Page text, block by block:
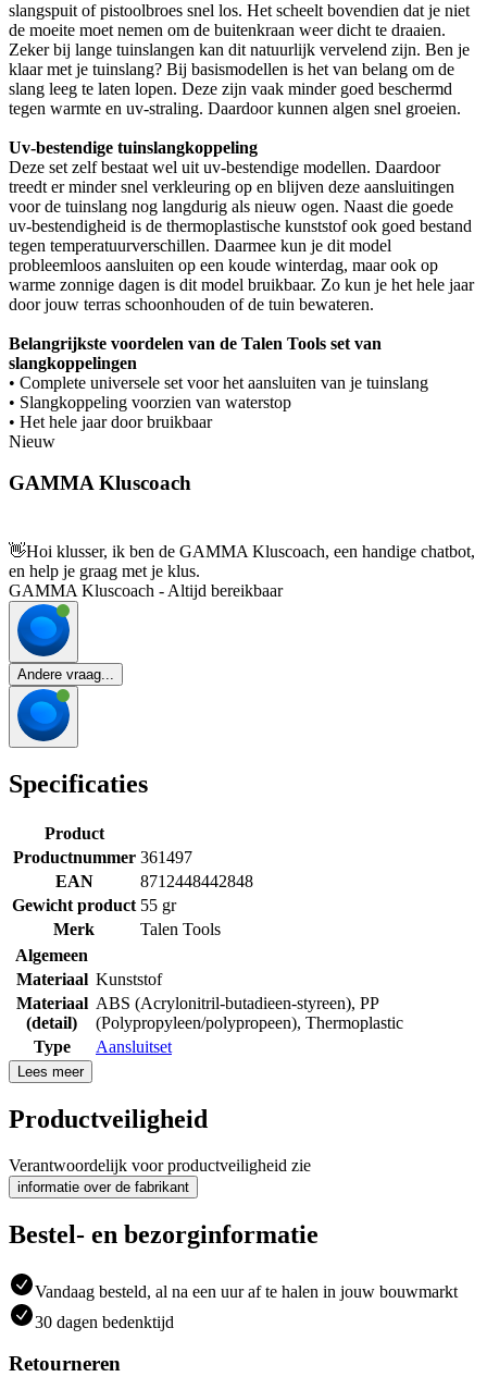
slangspuit of pistoolbroes snel los. Het scheelt bovendien dat je niet
de moeite moet nemen om de buitenkraan weer dicht te draaien.
Zeker bij lange tuinslangen kan dit natuurlijk vervelend zijn. Ben je
klaar met je tuinslang? Bij basismodellen is het van belang om de
slang leeg te laten lopen. Deze zijn vaak minder goed beschermd
tegen warmte en uv-straling. Daardoor kunnen algen snel groeien.
Uv-bestendige tuinslangkoppeling
Deze set zelf bestaat wel uit uv-bestendige modellen. Daardoor
treedt er minder snel verkleuring op en blijven deze aansluitingen
voor de tuinslang nog langdurig als nieuw ogen. Naast die goede
uv-bestendigheid is de thermoplastische kunststof ook goed bestand
tegen temperatuurverschillen. Daarmee kun je dit model
probleemloos aansluiten op een koude winterdag, maar ook op
warme zonnige dagen is dit model bruikbaar. Zo kun je het hele jaar
door jouw terras schoonhouden of de tuin bewateren.
Belangrijkste voordelen van de Talen Tools set van
slangkoppelingen
• Complete universele set voor het aansluiten van je tuinslang
• Slangkoppeling voorzien van waterstop
• Het hele jaar door bruikbaar
Nieuw
GAMMA Kluscoach
👋Hoi klusser, ik ben de GAMMA Kluscoach, een handige chatbot,
en help je graag met je klus.
GAMMA Kluscoach - Altijd bereikbaar
Andere vraag...
Specificaties
Product
Productnummer 361497
EAN
8712448442848
Gewicht product 55 gr
Merk
Talen Tools
Algemeen
Materiaal Kunststof
Materiaal
(detail)
ABS (Acrylonitril-butadieen-styreen), PP
(Polypropyleen/polypropeen), Thermoplastic
Type
Aansluitset
Lees meer
Productveiligheid
Verantwoordelijk voor productveiligheid zie
informatie over de fabrikant
Bestel- en bezorginformatie
Vandaag besteld, al na een uur af te halen in jouw bouwmarkt
30 dagen bedenktijd
Retourneren